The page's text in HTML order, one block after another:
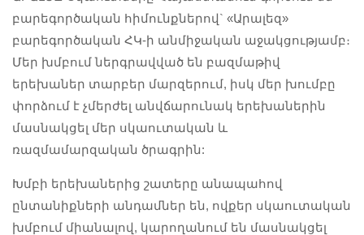
բարեգործական հիմունքներով` «Արալեզ»
բարեգործական ՀԿ-ի անմիջական աջակցությամբ։
Մեր խմբում ներգրավված են բազմաթիվ
երեխաներ տարբեր մարզերում, իսկ մեր խումբը
փորձում է չմերժել անվճարունակ երեխաներին
մասնակցել մեր սկաուտական և
ռազմամարզական ծրագրին:
Խմբի երեխաներից շատերը անապահով
ընտանիքների անդամներ են, ովքեր սկաուտական
խմբում միանալով, կարողանում են մասնակցել